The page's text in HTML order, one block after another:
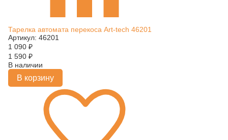
Тарелка автомата перекоса Art-tech 46201
Артикул: 46201
1 090 ₽
1 590 ₽
В наличии
В корзину